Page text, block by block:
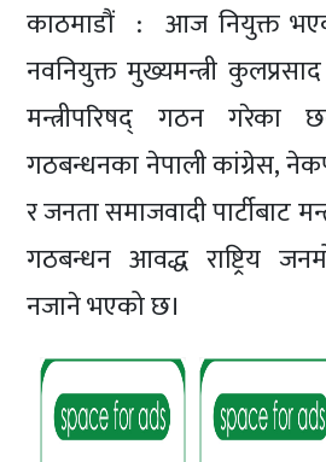
काठमाडौं : आज नियुक्त
नवनियुक्त मुख्यमन्त्री
मन्त्रीपरिषद् गठन गरेका
गठबन्धनका नेपाली कांग्रेस,
र जनता समाजवादी पार्टीबाट
गठबन्धन आवद्ध राष्ट्रिय
नजाने भएको छ।